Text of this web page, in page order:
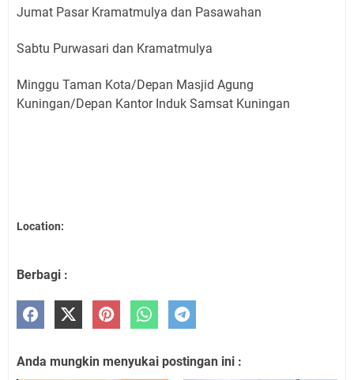
Jumat Pasar Kramatmulya dan Pasawahan
Sabtu Purwasari dan Kramatmulya
Minggu Taman Kota/Depan Masjid Agung
Kuningan/Depan Kantor Induk Samsat Kuningan
Location:
Berbagi :
Anda mungkin menyukai postingan ini :